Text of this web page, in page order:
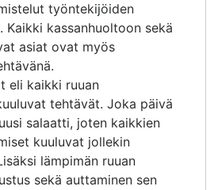
työntekijöiden
Kaikki kassanhuoltoon sekä
asiat ovat myös
eli kaikki ruuan
tehtävät. Joka päivä
salaatti, joten kaikkien
kuuluvat jollekin
lämpimän ruuan
sekä auttaminen sen